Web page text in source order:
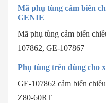
Mã phụ tùng cảm biến
GENIE
Mã phụ tùng cảm biến
107862, GE-107867
Phụ tùng trên dùng cho
GE-107862 cảm biến
Z80-60RT